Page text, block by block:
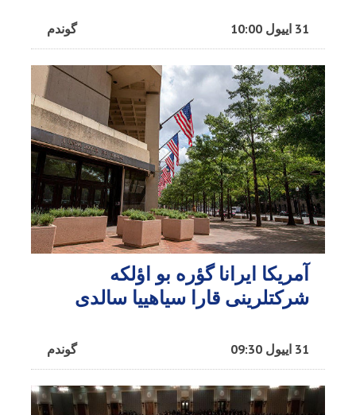
گوندم 31 اییول 10:00
آمریکا ایرانا گؤره بو اؤلکه
شرکتلرینی قارا سیاهییا سالدی
گوندم 31 اییول 09:30